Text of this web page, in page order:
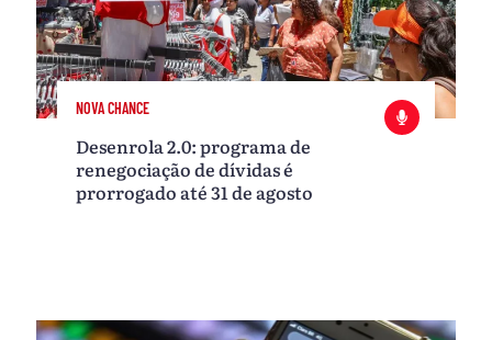
NOVA CHANCE
Desenrola 2.0: programa de
renegociação de dívidas é
prorrogado até 31 de agosto